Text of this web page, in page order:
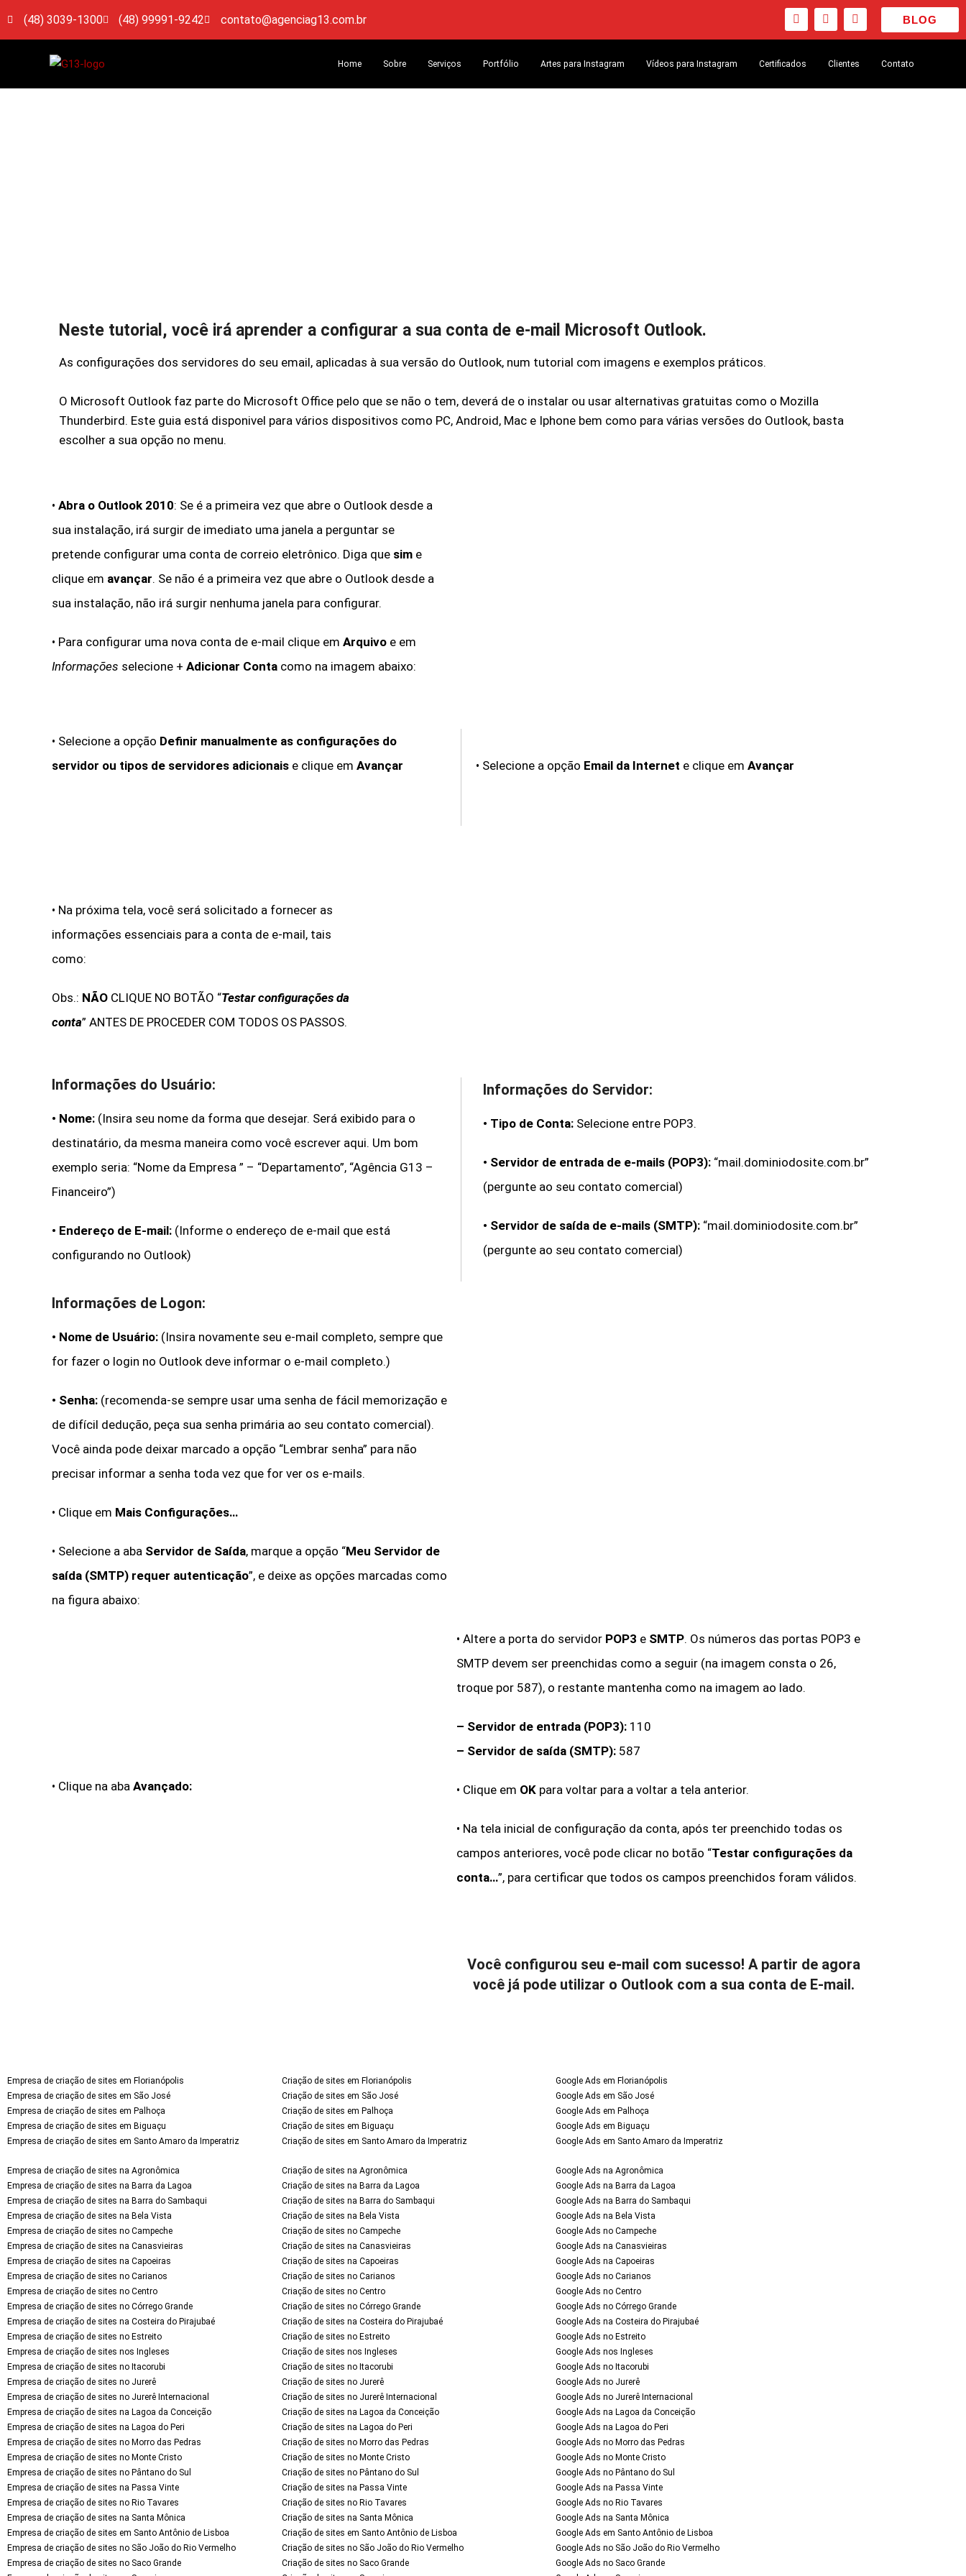
(48) 3039-1300 (48) 99991-9242 contato@agenciag13.com.br BLOG
Home Sobre Serviços Portfólio Artes para Instagram Vídeos para Instagram Certificados Clientes Contato
Neste tutorial, você irá aprender a configurar a sua conta de e-mail Microsoft Outlook.
As configurações dos servidores do seu email, aplicadas à sua versão do Outlook, num tutorial com imagens e exemplos práticos.
O Microsoft Outlook faz parte do Microsoft Office pelo que se não o tem, deverá de o instalar ou usar alternativas gratuitas como o Mozilla
Thunderbird. Este guia está disponivel para vários dispositivos como PC, Android, Mac e Iphone bem como para várias versões do Outlook, basta
escolher a sua opção no menu.
• Abra o Outlook 2010: Se é a primeira vez que abre o Outlook desde a
sua instalação, irá surgir de imediato uma janela a perguntar se
pretende configurar uma conta de correio eletrônico. Diga que sim e
clique em avançar. Se não é a primeira vez que abre o Outlook desde a
sua instalação, não irá surgir nenhuma janela para configurar.
• Para configurar uma nova conta de e-mail clique em Arquivo e em
Informações selecione + Adicionar Conta como na imagem abaixo:
• Selecione a opção Definir manualmente as configurações do
servidor ou tipos de servidores adicionais e clique em Avançar • Selecione a opção Email da Internet e clique em Avançar
• Na próxima tela, você será solicitado a fornecer as
informações essenciais para a conta de e-mail, tais
como:
Obs.: NÃO CLIQUE NO BOTÃO “Testar configurações da
conta” ANTES DE PROCEDER COM TODOS OS PASSOS.
Informações do Usuário:
• Nome: (Insira seu nome da forma que desejar. Será exibido para o
destinatário, da mesma maneira como você escrever aqui. Um bom
exemplo seria: “Nome da Empresa ” – “Departamento”, “Agência G13 –
Financeiro”)
• Endereço de E-mail: (Informe o endereço de e-mail que está
configurando no Outlook)
Informações do Servidor:
• Tipo de Conta: Selecione entre POP3.
• Servidor de entrada de e-mails (POP3): “mail.dominiodosite.com.br”
(pergunte ao seu contato comercial)
• Servidor de saída de e-mails (SMTP): “mail.dominiodosite.com.br”
(pergunte ao seu contato comercial)
Informações de Logon:
• Nome de Usuário: (Insira novamente seu e-mail completo, sempre que
for fazer o login no Outlook deve informar o e-mail completo.)
• Senha: (recomenda-se sempre usar uma senha de fácil memorização e
de difícil dedução, peça sua senha primária ao seu contato comercial).
Você ainda pode deixar marcado a opção “Lembrar senha” para não
precisar informar a senha toda vez que for ver os e-mails.
• Clique em Mais Configurações…
• Selecione a aba Servidor de Saída, marque a opção “Meu Servidor de
saída (SMTP) requer autenticação”, e deixe as opções marcadas como
na figura abaixo:
• Clique na aba Avançado:
• Altere a porta do servidor POP3 e SMTP. Os números das portas POP3 e
SMTP devem ser preenchidas como a seguir (na imagem consta o 26,
troque por 587), o restante mantenha como na imagem ao lado.
– Servidor de entrada (POP3): 110
– Servidor de saída (SMTP): 587
• Clique em OK para voltar para a voltar a tela anterior.
• Na tela inicial de configuração da conta, após ter preenchido todas os
campos anteriores, você pode clicar no botão “Testar configurações da
conta…”, para certificar que todos os campos preenchidos foram válidos.
Você configurou seu e-mail com sucesso! A partir de agora
você já pode utilizar o Outlook com a sua conta de E-mail.
Empresa de criação de sites em Florianópolis
Empresa de criação de sites em São José
Empresa de criação de sites em Palhoça
Empresa de criação de sites em Biguaçu
Empresa de criação de sites em Santo Amaro da Imperatriz
Empresa de criação de sites na Agronômica
Empresa de criação de sites na Barra da Lagoa
Empresa de criação de sites na Barra do Sambaqui
Empresa de criação de sites na Bela Vista
Empresa de criação de sites no Campeche
Empresa de criação de sites na Canasvieiras
Empresa de criação de sites na Capoeiras
Empresa de criação de sites no Carianos
Empresa de criação de sites no Centro
Empresa de criação de sites no Córrego Grande
Empresa de criação de sites na Costeira do Pirajubaé
Empresa de criação de sites no Estreito
Empresa de criação de sites nos Ingleses
Empresa de criação de sites no Itacorubi
Empresa de criação de sites no Jurerê
Empresa de criação de sites no Jurerê Internacional
Empresa de criação de sites na Lagoa da Conceição
Empresa de criação de sites na Lagoa do Peri
Empresa de criação de sites no Morro das Pedras
Empresa de criação de sites no Monte Cristo
Empresa de criação de sites no Pântano do Sul
Empresa de criação de sites na Passa Vinte
Empresa de criação de sites no Rio Tavares
Empresa de criação de sites na Santa Mônica
Empresa de criação de sites em Santo Antônio de Lisboa
Empresa de criação de sites no São João do Rio Vermelho
Empresa de criação de sites no Saco Grande
Criação de sites em Florianópolis
Criação de sites em São José
Criação de sites em Palhoça
Criação de sites em Biguaçu
Criação de sites em Santo Amaro da Imperatriz
Criação de sites na Agronômica
Criação de sites na Barra da Lagoa
Criação de sites na Barra do Sambaqui
Criação de sites na Bela Vista
Criação de sites no Campeche
Criação de sites na Canasvieiras
Criação de sites na Capoeiras
Criação de sites no Carianos
Criação de sites no Centro
Criação de sites no Córrego Grande
Criação de sites na Costeira do Pirajubaé
Criação de sites no Estreito
Criação de sites nos Ingleses
Criação de sites no Itacorubi
Criação de sites no Jurerê
Criação de sites no Jurerê Internacional
Criação de sites na Lagoa da Conceição
Criação de sites na Lagoa do Peri
Criação de sites no Morro das Pedras
Criação de sites no Monte Cristo
Criação de sites no Pântano do Sul
Criação de sites na Passa Vinte
Criação de sites no Rio Tavares
Criação de sites na Santa Mônica
Criação de sites em Santo Antônio de Lisboa
Criação de sites no São João do Rio Vermelho
Criação de sites no Saco Grande
Google Ads em Florianópolis
Google Ads em São José
Google Ads em Palhoça
Google Ads em Biguaçu
Google Ads em Santo Amaro da Imperatriz
Google Ads na Agronômica
Google Ads na Barra da Lagoa
Google Ads na Barra do Sambaqui
Google Ads na Bela Vista
Google Ads no Campeche
Google Ads na Canasvieiras
Google Ads na Capoeiras
Google Ads no Carianos
Google Ads no Centro
Google Ads no Córrego Grande
Google Ads na Costeira do Pirajubaé
Google Ads no Estreito
Google Ads nos Ingleses
Google Ads no Itacorubi
Google Ads no Jurerê
Google Ads no Jurerê Internacional
Google Ads na Lagoa da Conceição
Google Ads na Lagoa do Peri
Google Ads no Morro das Pedras
Google Ads no Monte Cristo
Google Ads no Pântano do Sul
Google Ads na Passa Vinte
Google Ads no Rio Tavares
Google Ads na Santa Mônica
Google Ads em Santo Antônio de Lisboa
Google Ads no São João do Rio Vermelho
Google Ads no Saco Grande